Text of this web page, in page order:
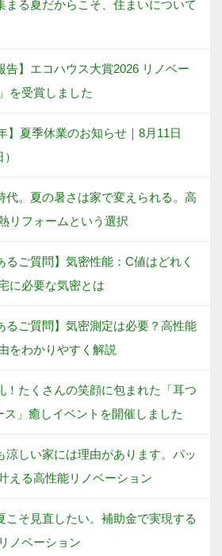
まる夏だからこそ、住まいについて
告】エコハウス大賞2026 リノベー
を受賞しました
】夏季休業のお知らせ｜8月11日
代。夏の暑さは家で変えられる。高
リフォームという選択
るご質問】気密性能：C値はどれく
に必要な気密とは
るご質問】気密測定は必要？高性能
をわかりやすく解説
！たくさんの笑顔に包まれた「耳つ
」癒しイベントを開催しました
涼しい家には理由があります。パッ
える高性能リノベーション
こそ見直したい。補助金で実現する
ノベーション